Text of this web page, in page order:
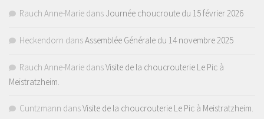
Rauch Anne-Marie dans Journée choucroute du 15 février 2026
Heckendorn dansAssemblée Générale du 14 novembre 2025
Rauch Anne-Marie dansVisite de la choucrouterie Le Pic à
Meistratzheim.
Cuntzmann dansVisite de la choucrouterie Le Pic à Meistratzheim.